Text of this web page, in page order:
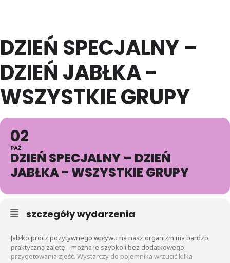
DZIEŃ SPECJALNY –
DZIEŃ JABŁKA -
WSZYSTKIE GRUPY
02
PAŹ
DZIEŃ SPECJALNY – DZIEŃ
JABŁKA - WSZYSTKIE GRUPY
szczegóły wydarzenia
Jabłko prócz pozytywnego wpływu na nasz organizm ma bardzo
praktyczną zaletę – można je szybko i bez dodatkowego
przygotowania zjeść. Wystarczy do pojemnika wrzucić kilka